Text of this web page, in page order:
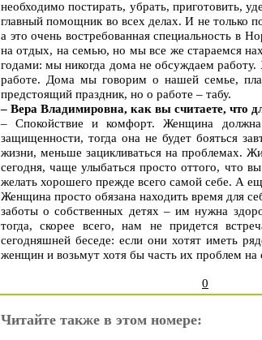
необходимо постирать, убрать, приготовить,
главный помощник во всех делах. И не только
а это очень востребованная специальность в
на отдых, на семью, но мы все же стараемся
годами: мы никогда дома не обсуждаем
работе. Дома мы говорим о нашей семье,
предстоящий праздник, но о работе – табу.
– Вера Владимировна, как вы считаете, что
– Спокойствие и комфорт. Женщина
защищенности, тогда она не будет бояться
жизни, меньше зацикливаться на проблемах.
сегодня, чаще улыбаться просто оттого, что
желать хорошего прежде всего самой себе. А
Женщина просто обязана находить время для
заботы о собственных детях – им нужна
тогда, скорее всего, нам не придется
сегодняшней беседе: если они хотят иметь
женщин и возьмут хотя бы часть их проблем на
0
Читайте также в этом номере: